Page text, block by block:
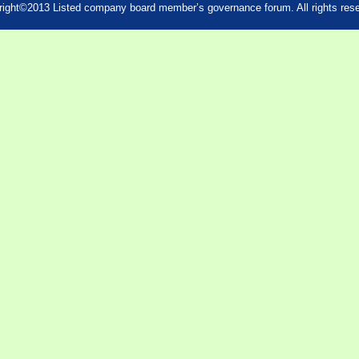
Listed company board member’s governance forum. All rights